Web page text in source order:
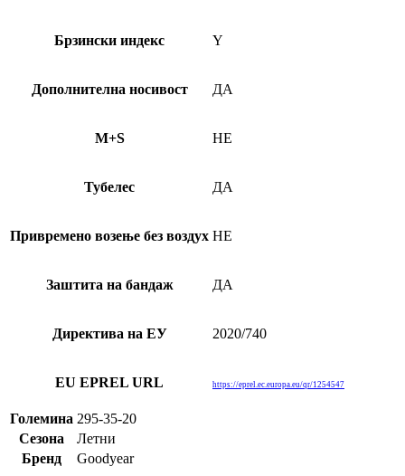
Брзински индекс Y
Дополнителна носивост ДА
M+S НЕ
Тубелес ДА
Привремено возење без воздух НЕ
Заштита на бандаж ДА
Директива на ЕУ 2020/740
EU EPREL URL https://eprel.ec.europa.eu/qr/1254547
Големина 295-35-20
Сезона
Летни
Бренд
Goodyear